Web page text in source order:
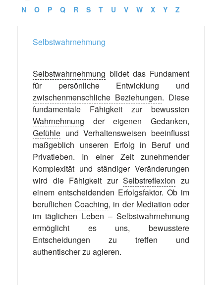
N
O P Q R S T U V W X Y Z
Selbstwahrnehmung
Selbstwahrnehmung bildet das Fundament
für persönliche Entwicklung und
zwischenmenschliche Beziehungen. Diese
fundamentale Fähigkeit zur bewussten
Wahrnehmung der eigenen Gedanken,
Gefühle und Verhaltensweisen beeinflusst
maßgeblich unseren Erfolg in Beruf und
Privatleben. In einer Zeit zunehmender
Komplexität und ständiger Veränderungen
wird die Fähigkeit zurSelbstreflexion zu
einem entscheidenden Erfolgsfaktor. Ob im
beruflichenCoaching, in der Mediation oder
im täglichen Leben – Selbstwahrnehmung
ermöglicht es uns, bewusstere
Entscheidungen zu treffen und
authentischer zu agieren.